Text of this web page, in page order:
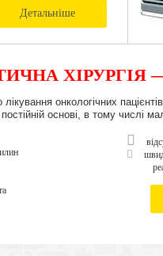
Детальніше
ХІРУРГІЯ
лікування онкологічних
постійній основі, в тому числі